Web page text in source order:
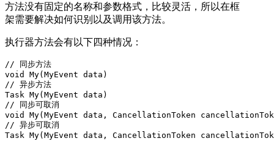
方法没有固定的名称和参数格式，比较灵活，所以在框
架需要解决如何识别以及调用该方法。
执行器方法会有以下四种情况：
// 同步方法
void My(MyEvent data)
// 异步方法
Task My(MyEvent data)
// 同步可取消
void My(MyEvent data, CancellationToken
// 异步可取消
Task My(MyEvent data, CancellationToken